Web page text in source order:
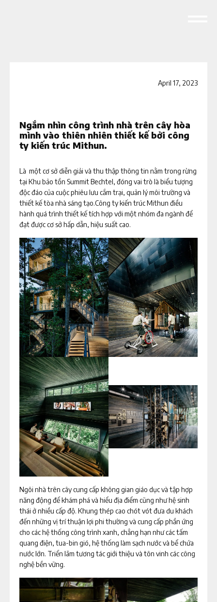
April 17, 2023
Ngắm nhìn công trình nhà trên cây hòa
mình vào thiên nhiên thiết kế bởi công
ty kiến trúc Mithun.
Là một cơ sở diễn giải và thu thập thông tin nằm trong rừng
tại Khu bảo tồn Summit Bechtel, đóng vai trò là biểu tượng
độc đáo của cuộc phiêu lưu cắm trại, quản lý môi trường và
thiết kế tòa nhà sáng tạo.Công ty kiến trúc Mithun điều
hành quá trình thiết kế tích hợp với một nhóm đa ngành để
đạt được cơ sở hấp dẫn, hiệu suất cao.
Ngôi nhà trên cây cung cấp không gian giáo dục và tập hợp
năng động để khám phá và hiểu địa điểm cũng như hệ sinh
thái ở nhiều cấp độ. Khung thép cao chót vót đưa du khách
đến những vị trí thuận lợi phi thường và cung cấp phần ứng
cho các hệ thống công trình xanh, chẳng hạn như các tấm
quang điện, tua-bin gió, hệ thống làm sạch nước và bể chứa
nước lớn. Triển lãm tương tác giới thiệu và tôn vinh các công
nghệ bền vững.